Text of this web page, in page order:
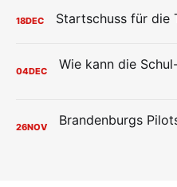
18DEC
04DEC
26NOV